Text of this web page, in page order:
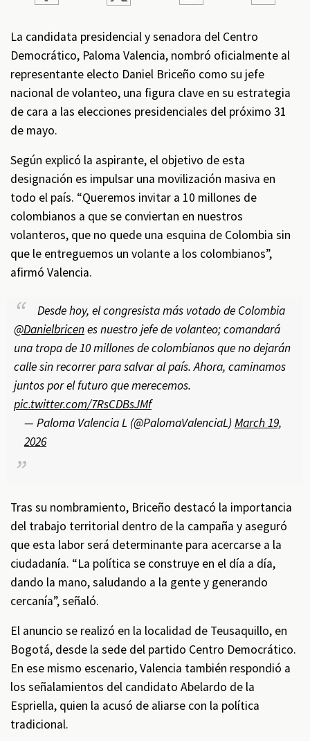
La candidata presidencial y senadora del Centro
Democrático, Paloma Valencia, nombró oficialmente al
representante electo Daniel Briceño como su jefe
nacional de volanteo, una figura clave en su estrategia
de cara a las elecciones presidenciales del próximo 31
de mayo.
Según explicó la aspirante, el objetivo de esta
designación es impulsar una movilización masiva en
todo el país. “Queremos invitar a 10 millones de
colombianos a que se conviertan en nuestros
volanteros, que no quede una esquina de Colombia sin
que le entreguemos un volante a los colombianos”,
afirmó Valencia.
Desde hoy, el congresista más votado de Colombia
@Danielbricenes nuestro jefe de volanteo; comandará
una tropa de 10 millones de colombianos que no dejarán
calle sin recorrer para salvar al país. Ahora, caminamos
juntos por el futuro que merecemos.
pic.twitter.com/7RsCDBsJMf
— Paloma Valencia L (@PalomaValenciaL) March 19,
2026
Tras su nombramiento, Briceño destacó la importancia
del trabajo territorial dentro de la campaña y aseguró
que esta labor será determinante para acercarse a la
ciudadanía. “La política se construye en el día a día,
dando la mano, saludando a la gente y generando
cercanía”, señaló.
El anuncio se realizó en la localidad de Teusaquillo, en
Bogotá, desde la sede del partido Centro Democrático.
En ese mismo escenario, Valencia también respondió a
los señalamientos del candidato Abelardo de la
Espriella, quien la acusó de aliarse con la política
tradicional.